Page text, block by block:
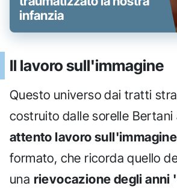
infanzia
Il lavoro sull'immagine
Questo universo dai tratti
costruito dalle sorelle
attento lavoro sull'immagine
formato, che ricorda quello
una rievocazione degli anni